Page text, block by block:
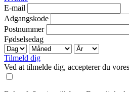
E-mail
Adgangskode
Postnummer
Fødselsedag
Tilmeld dig
Ved at tilmelde dig, accepterer du vores